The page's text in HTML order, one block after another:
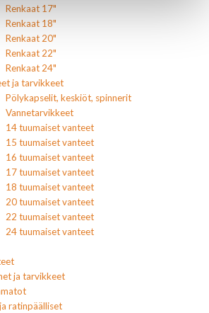
Renkaat 17"
Renkaat 18"
Renkaat 20"
Renkaat 22"
Renkaat 24"
ja tarvikkeet
Pölykapselit, keskiöt, spinnerit
Vannetarvikkeet
14 tuumaiset vanteet
15 tuumaiset vanteet
16 tuumaiset vanteet
17 tuumaiset vanteet
18 tuumaiset vanteet
20 tuumaiset vanteet
22 tuumaiset vanteet
24 tuumaiset vanteet
ja tarvikkeet
ratinpäälliset